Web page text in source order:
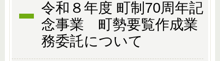
令和８年度 町制70周年記
念事業 町勢要覧作成業
務委託について